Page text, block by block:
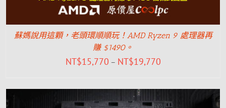
蘇媽說用這顆，老頭環順順玩！AMD Ryzen 9 處理器再
賺 $1490。
NT$15,770 – NT$19,770